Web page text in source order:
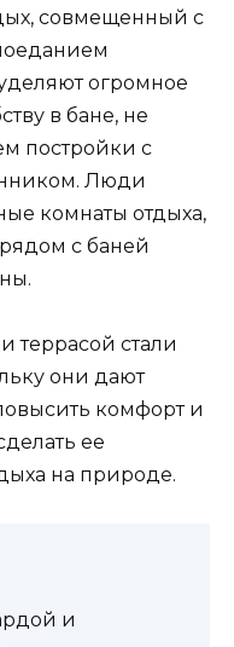
совмещенный с
огромное
в бане, не
постройки с
Люди
комнаты отдыха,
с баней
террасой стали
они дают
комфорт и
ее
на природе.
и